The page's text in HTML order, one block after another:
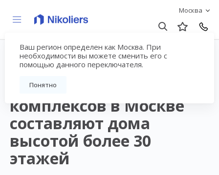
Москва
Ваш регион определен как Москва. При
необходимости вы можете сменить его с
помощью данного переключателя.
Понятно
19% от общего
количества жилых
комплексов в Москве
составляют дома
высотой более 30
этажей